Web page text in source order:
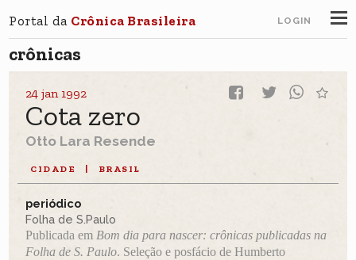
Portal da Crônica Brasileira LOGIN
crônicas
24 jan 1992
Cota zero
Otto Lara Resende
CIDADE BRASIL
periódico
Folha de S.Paulo
Publicada em Bom dia para nascer: crônicas publicadas na
Folha de S. Paulo. Seleção e posfácio de Humberto